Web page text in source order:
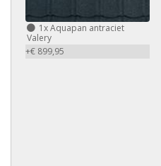
1xAquapan antraciet
Valery
+€ 899,95